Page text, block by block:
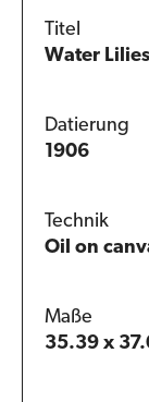
Titel
Water Lilies
Datierung
1906
Technik
Oil on
Maße
35.39 x